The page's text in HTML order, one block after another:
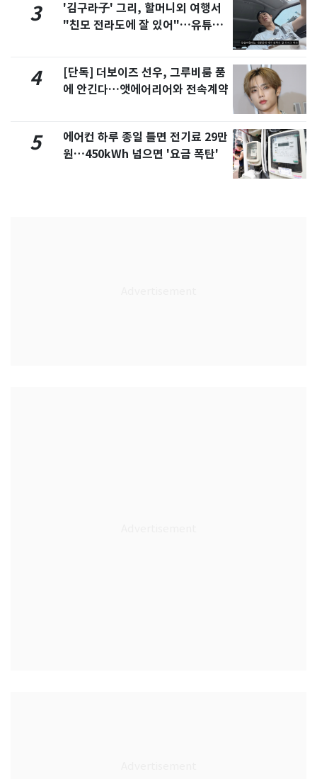
3
'김구라子' 그리, 할머니외 여행서
"친모 전라도에 잘 있어"…유튜브
4
[단독] 더보이즈 선우, 그루비룸 품
에 안긴다…앳에어리어와 전속계약
5
에어컨 하루 종일 틀면 전기료 29만
원…450kWh 넘으면 '요금 폭탄'